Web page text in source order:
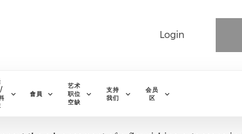
Login
會員
艺术
职位
空缺
支持
我们
会员
区